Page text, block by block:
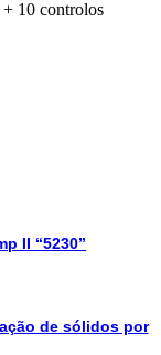
10 controlos
II “5230”
de sólidos por